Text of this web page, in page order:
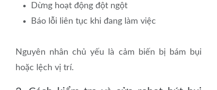
Dừng hoạt động đột ngột
Báo lỗi liên tục khi đang làm việc
Nguyên nhân chủ yếu là cảm biến bị bám bụi
hoặc lệch vị trí.